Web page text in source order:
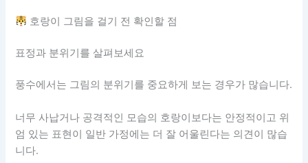
호랑이 그림을 걸기 전 확인할 점
표정과 분위기를 살펴보세요
풍수에서는 그림의 분위기를 중요하게 보는 경우가 많습니다.
너무 사납거나 공격적인 모습의 호랑이보다는 안정적이고 위
엄 있는 표현이 일반 가정에는 더 잘 어울린다는 의견이 많습
니다.